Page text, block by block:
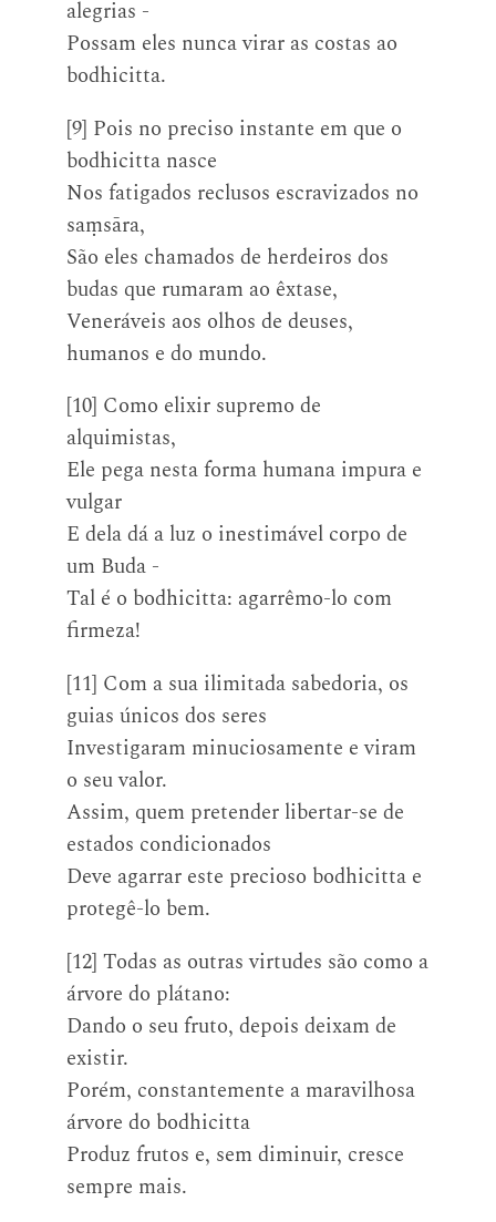
alegrias -
Possam eles nunca virar as costas ao
bodhicitta.
[9] Pois no preciso instante em que o
bodhicitta nasce
Nos fatigados reclusos escravizados no
saṃsāra,
São eles chamados de herdeiros dos
budas que rumaram ao êxtase,
Veneráveis aos olhos de deuses,
humanos e do mundo.
[10] Como elixir supremo de
alquimistas,
Ele pega nesta forma humana impura e
vulgar
E dela dá a luz o inestimável corpo de
um Buda -
Tal é o bodhicitta: agarrêmo-lo com
firmeza!
[11] Com a sua ilimitada sabedoria, os
guias únicos dos seres
Investigaram minuciosamente e viram
o seu valor.
Assim, quem pretender libertar-se de
estados condicionados
Deve agarrar este precioso bodhicitta e
protegê-lo bem.
[12] Todas as outras virtudes são como a
árvore do plátano:
Dando o seu fruto, depois deixam de
existir.
Porém, constantemente a maravilhosa
árvore do bodhicitta
Produz frutos e, sem diminuir, cresce
sempre mais.